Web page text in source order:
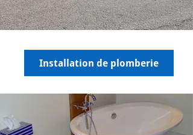
Installation de plomberie